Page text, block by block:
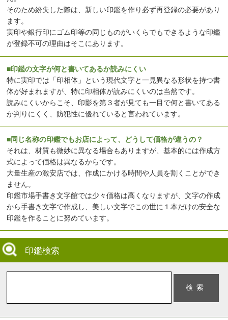
そのため紛失した際は、新しい印鑑を作り必ず再登録の必要があり
ます。
実印や銀行印にゴム印等の同じものがいくらでもできるような印鑑
が登録不可の理由はそこにあります。
■印鑑の文字が何と書いてあるか読みにくい
特に実印では「印相体」という現代文字と一見異なる形状を持つ書
体が好まれますが、特に印相体が読みにくいのは当然です。
読みにくいからこそ、印影を第３者が見ても一目で何と書いてある
か判りにくく、防犯性に優れていると言われています。
■同じ名称の印鑑でもお店によって、どうして価格が違うの？
それは、材質も微妙に異なる場合もありますが、基本的には作成方
式によって価格は異なるからです。
大量生産の激安店では、作成にかける時間や人員を割くことができ
ません。
印鑑市場手書き文字館では少々価格は高くなりますが、文字の作成
から手書き文字で作成し、美しい文字でこの世に１本だけの安全な
印鑑を作ることに努めています。
印鑑検索